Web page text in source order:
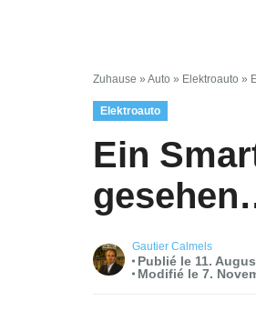
Zuhause » Auto » Elektroauto »
Elektroauto
Ein
Gautier Calmels
Publié le 11.
Modifié le 7.